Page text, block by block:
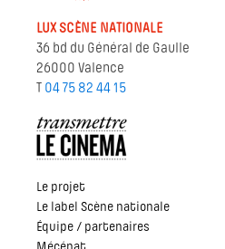
LUX SCÈNE NATIONALE
36 bd du Général de Gaulle
26000 Valence
T 04 75 82 44 15
Le projet
Le label Scène nationale
Équipe / partenaires